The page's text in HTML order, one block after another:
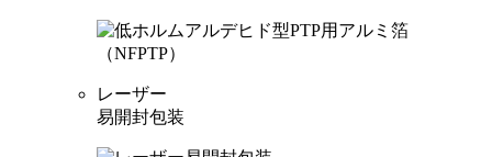
レーザー
易開封包装